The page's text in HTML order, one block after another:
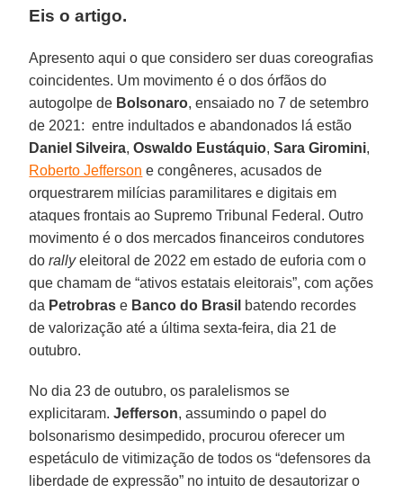
Eis o artigo.
Apresento aqui o que considero ser duas coreografias
coincidentes. Um movimento é o dos órfãos do
autogolpe de Bolsonaro, ensaiado no 7 de setembro
de 2021: entre indultados e abandonados lá estão
Daniel Silveira,Oswaldo Eustáquio,Sara Giromini,
Roberto Jefferson e congêneres, acusados de
orquestrarem milícias paramilitares e digitais em
ataques frontais ao Supremo Tribunal Federal. Outro
movimento é o dos mercados financeiros condutores
dorallyeleitoral de 2022 em estado de euforia com o
que chamam de “ativos estatais eleitorais”, com ações
da Petrobras e Banco do Brasil batendo recordes
de valorização até a última sexta-feira, dia 21 de
outubro.
No dia 23 de outubro, os paralelismos se
explicitaram.Jefferson, assumindo o papel do
bolsonarismo desimpedido, procurou oferecer um
espetáculo de vitimização de todos os “defensores da
liberdade de expressão” no intuito de desautorizar o